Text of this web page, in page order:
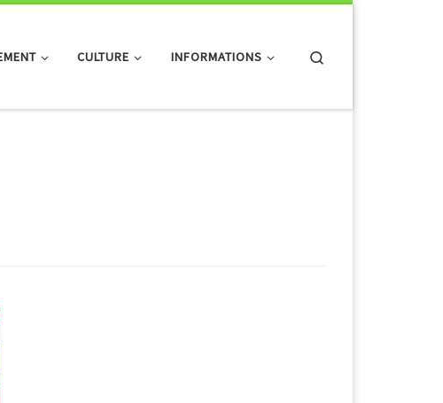
CULTURE INFORMATIONS